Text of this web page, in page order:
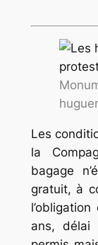
Les
la
bagage
gratuit, à
ans,